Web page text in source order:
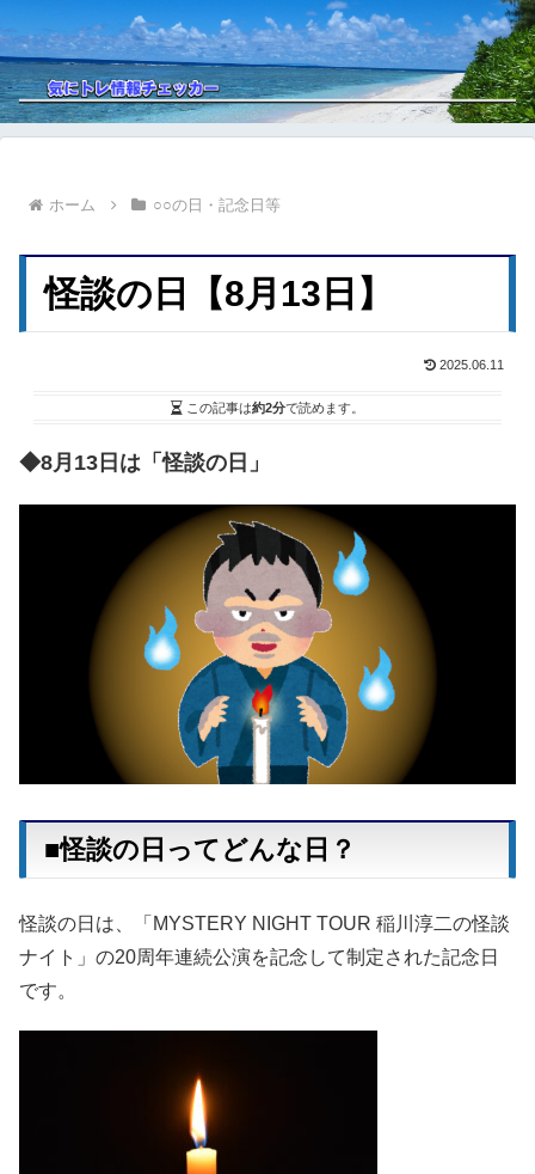
ホーム ○○の日・記念日等
怪談の日【8月13日】
2025.06.11
この記事は約2分で読めます。
◆8月13日は「怪談の日」
■怪談の日ってどんな日？
怪談の日は、「MYSTERY NIGHT TOUR 稲川淳二の怪談
ナイト」の20周年連続公演を記念して制定された記念日
です。